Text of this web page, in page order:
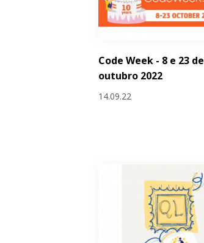
Code Week - 8 e 23 de
outubro 2022
14.09.22